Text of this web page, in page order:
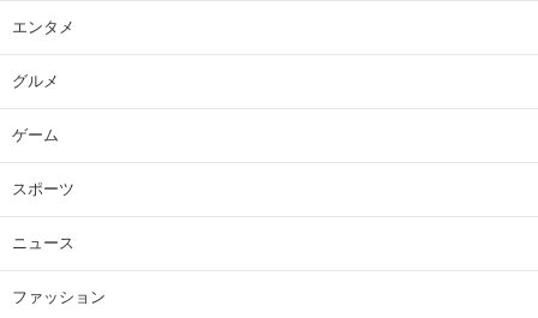
エンタメ
グルメ
ゲーム
スポーツ
ニュース
ファッション